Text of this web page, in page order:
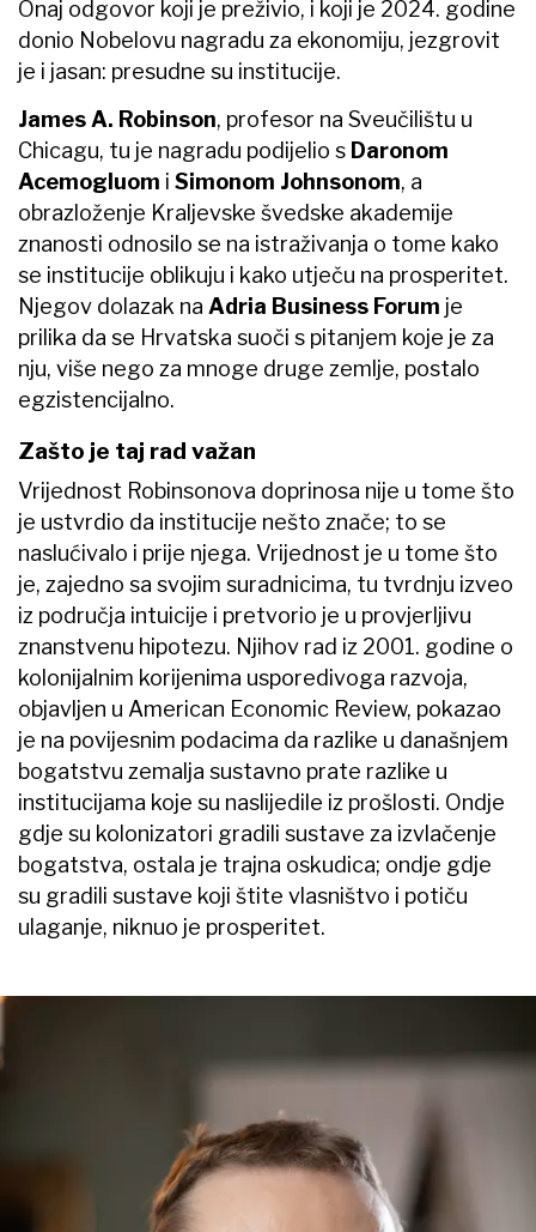
Onaj odgovor koji je preživio, i koji je 2024. godine
donio Nobelovu nagradu za ekonomiju, jezgrovit
je i jasan: presudne su institucije.
James A. Robinson, profesor na Sveučilištu u
Chicagu, tu je nagradu podijelio s Daronom
Acemogluom i Simonom Johnsonom, a
obrazloženje Kraljevske švedske akademije
znanosti odnosilo se na istraživanja o tome kako
se institucije oblikuju i kako utječu na prosperitet.
Njegov dolazak na Adria Business Forum je
prilika da se Hrvatska suoči s pitanjem koje je za
nju, više nego za mnoge druge zemlje, postalo
egzistencijalno.
Zašto je taj rad važan
Vrijednost Robinsonova doprinosa nije u tome što
je ustvrdio da institucije nešto znače; to se
naslućivalo i prije njega. Vrijednost je u tome što
je, zajedno sa svojim suradnicima, tu tvrdnju izveo
iz područja intuicije i pretvorio je u provjerljivu
znanstvenu hipotezu. Njihov rad iz 2001. godine o
kolonijalnim korijenima usporedivoga razvoja,
objavljen u American Economic Review, pokazao
je na povijesnim podacima da razlike u današnjem
bogatstvu zemalja sustavno prate razlike u
institucijama koje su naslijedile iz prošlosti. Ondje
gdje su kolonizatori gradili sustave za izvlačenje
bogatstva, ostala je trajna oskudica; ondje gdje
su gradili sustave koji štite vlasništvo i potiču
ulaganje, niknuo je prosperitet.